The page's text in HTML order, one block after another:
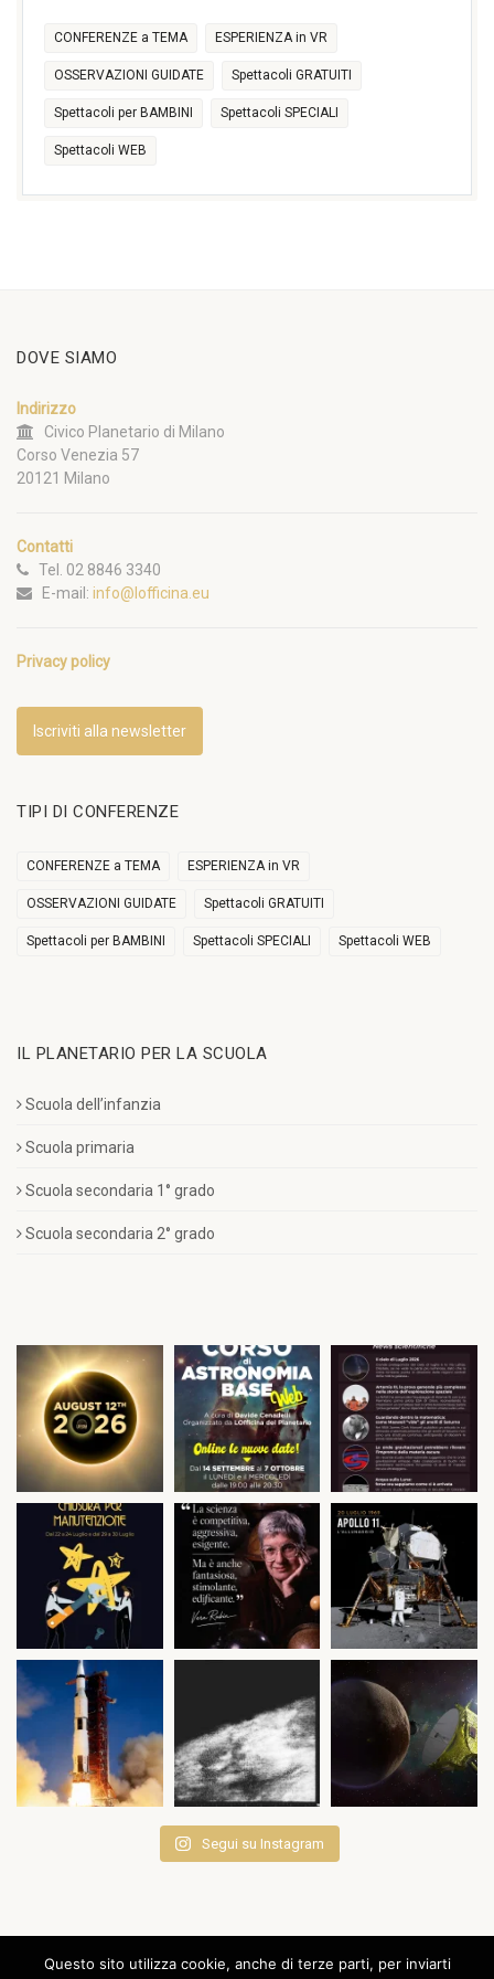
CONFERENZE a TEMA ESPERIENZA in VR
OSSERVAZIONI GUIDATE Spettacoli GRATUITI
Spettacoli per BAMBINI Spettacoli SPECIALI
Spettacoli WEB
DOVE SIAMO
Indirizzo
Civico Planetario di Milano
Corso Venezia 57
20121 Milano
Contatti
Tel. 02 8846 3340
E-mail: info@lofficina.eu
Privacy policy
Iscriviti alla newsletter
TIPI DI CONFERENZE
CONFERENZE a TEMA ESPERIENZA in VR
OSSERVAZIONI GUIDATE Spettacoli GRATUITI
Spettacoli per BAMBINI Spettacoli SPECIALI Spettacoli WEB
IL PLANETARIO PER LA SCUOLA
Scuola dell’infanzia
Scuola primaria
Scuola secondaria 1° grado
Scuola secondaria 2° grado
Segui su Instagram
Questo sito utilizza cookie, anche di terze parti, per inviarti